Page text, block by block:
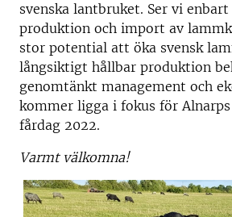
svenska lantbruket. Ser vi
produktion och import av
stor potential att öka svensk
långsiktigt hållbar produktion
genomtänkt management och
kommer ligga i fokus för
fårdag 2022.
Varmt välkomna!